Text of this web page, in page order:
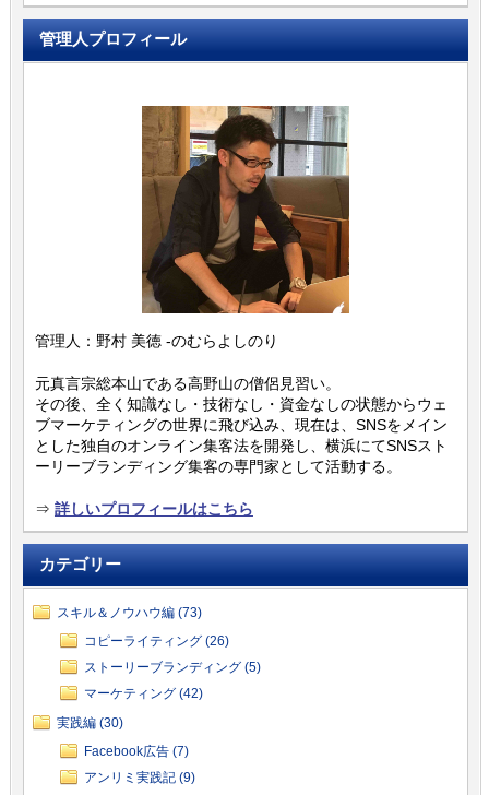
管理人プロフィール
管理人：野村 美徳 -のむらよしのり
元真言宗総本山である高野山の僧侶見習い。
その後、全く知識なし・技術なし・資金なしの状態からウェ
ブマーケティングの世界に飛び込み、現在は、SNSをメイン
とした独自のオンライン集客法を開発し、横浜にてSNSスト
ーリーブランディング集客の専門家として活動する。
⇒ 詳しいプロフィールはこちら
カテゴリー
スキル＆ノウハウ編 (73)
コピーライティング (26)
ストーリーブランディング (5)
マーケティング (42)
実践編 (30)
Facebook広告 (7)
アンリミ実践記 (9)